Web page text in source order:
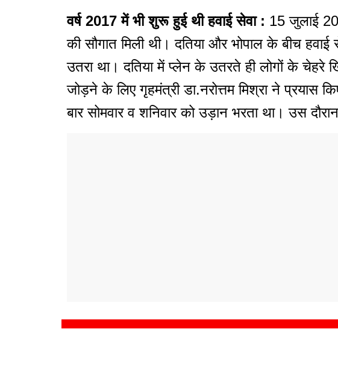
वर्ष 2017 में भी शुरू हुई थी हवाई सेवा : 15 जुलाई
की सौगात मिली थी। दतिया और भोपाल के बीच
उतरा था। दतिया में प्लेन के उतरते ही लोगों के चेहरे
जोड़ने के लिए गृहमंत्री डा.नरोत्तम मिश्रा ने प्रयास
बार सोमवार व शनिवार को उड़ान भरता था। उस